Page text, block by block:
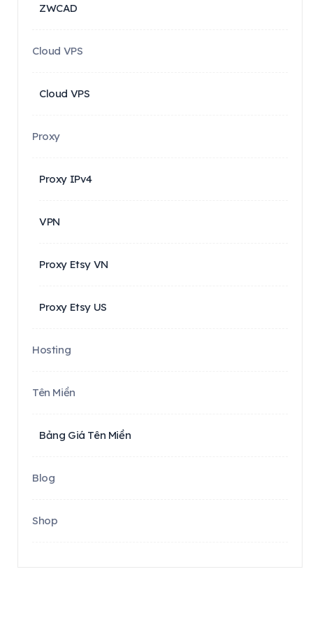
ZWCAD
Cloud VPS
Cloud VPS
Proxy
Proxy IPv4
VPN
Proxy Etsy VN
Proxy Etsy US
Hosting
Tên Miền
Bảng Giá Tên Miền
Blog
Shop